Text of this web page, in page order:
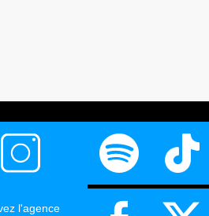
l'agence